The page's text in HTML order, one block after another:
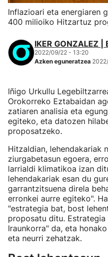
Inflazioari eta energiaren
400 milioiko Hitzartuz
IKER GONZALEZ |
2022/09/22 - 13:20
Azken eguneratzea
Iñigo Urkullu
Orokorreko Eztabaidan
zatiaren analisia eta
egiteko, eta datozen
proposatzeko.
Hitzaldian, lehendakariak
ziurgabetasun egoera,
larrialdi klimatikoa izan
lehendakariak esan du
garrantzitsuena direla
erronkei aurre egiteko".
"estrategia bat, bost
proposatu ditu.
Iraunkorra" da, eta
eta neurri zehatzak.